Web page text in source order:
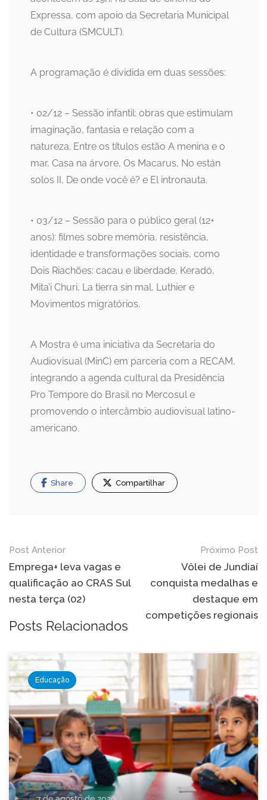
Expressa, com apoio da Secretaria Municipal
de Cultura (SMCULT).
A programação é dividida em duas sessões:
• 02/12 – Sessão infantil: obras que estimulam
imaginação, fantasia e relação com a
natureza. Entre os títulos estão A menina e o
mar, Casa na árvore, Os Macarus, No están
solos II, De onde você é? e El intronauta.
• 03/12 – Sessão para o público geral (12+
anos): filmes sobre memória, resistência,
identidade e transformações sociais, como
Dois Riachões: cacau e liberdade, Keradó,
Mita’i Churi, La tierra sin mal, Luthier e
Movimentos migratórios.
A Mostra é uma iniciativa da Secretaria do
Audiovisual (MinC) em parceria com a RECAM,
integrando a agenda cultural da Presidência
Pro Tempore do Brasil no Mercosul e
promovendo o intercâmbio audiovisual latino-
americano.
Share Compartilhar
Navegação
de
Post
Post Anterior
Emprega+ leva vagas e
qualificação ao CRAS Sul
nesta terça (02)
Próximo Post
Vôlei de Jundiaí
conquista medalhas e
destaque em
competições regionais
Posts Relacionados
Educação